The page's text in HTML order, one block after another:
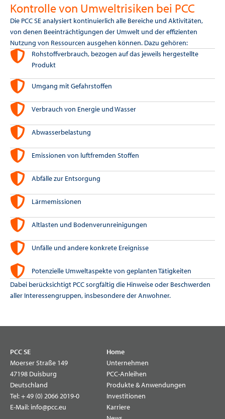
Kontrolle von Umweltrisiken bei PCC
Die PCC SE analysiert kontinuierlich alle Bereiche und Aktivitäten,
von denen Beeinträchtigungen der Umwelt und der effizienten
Nutzung von Ressourcen ausgehen können. Dazu gehören:
Rohstoffverbrauch, bezogen auf das jeweils hergestellte
Produkt
Umgang mit Gefahrstoffen
Verbrauch von Energie und Wasser
Abwasserbelastung
Emissionen von luftfremden Stoffen
Abfälle zur Entsorgung
Lärmemissionen
Altlasten und Bodenverunreinigungen
Unfälle und andere konkrete Ereignisse
Potenzielle Umweltaspekte von geplanten Tätigkeiten
Dabei berücksichtigt PCC sorgfältig die Hinweise oder Beschwerden
aller Interessengruppen, insbesondere der Anwohner.
PCC SE
Moerser Straße 149
47198 Duisburg
Deutschland
Tel:+ 49 (0) 2066 2019-0
E-Mail: info@pcc.eu
Home
Unternehmen
PCC-Anleihen
Produkte & Anwendungen
Investitionen
Karriere